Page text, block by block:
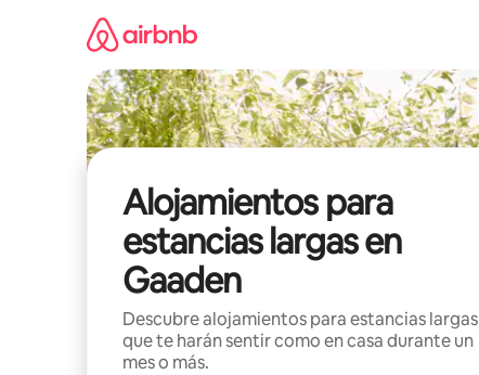
Alojamientos para
estancias largas en
Gaaden
Descubre alojamientos para estancias largas
que te harán sentir como en casa durante un
mes o más.